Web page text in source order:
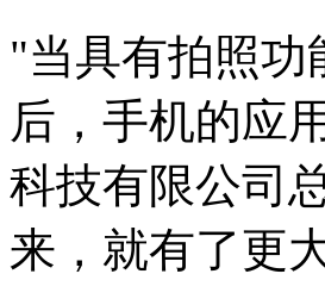
"当具有拍照功
后，手机的应
科技有限公司
来，就有了更